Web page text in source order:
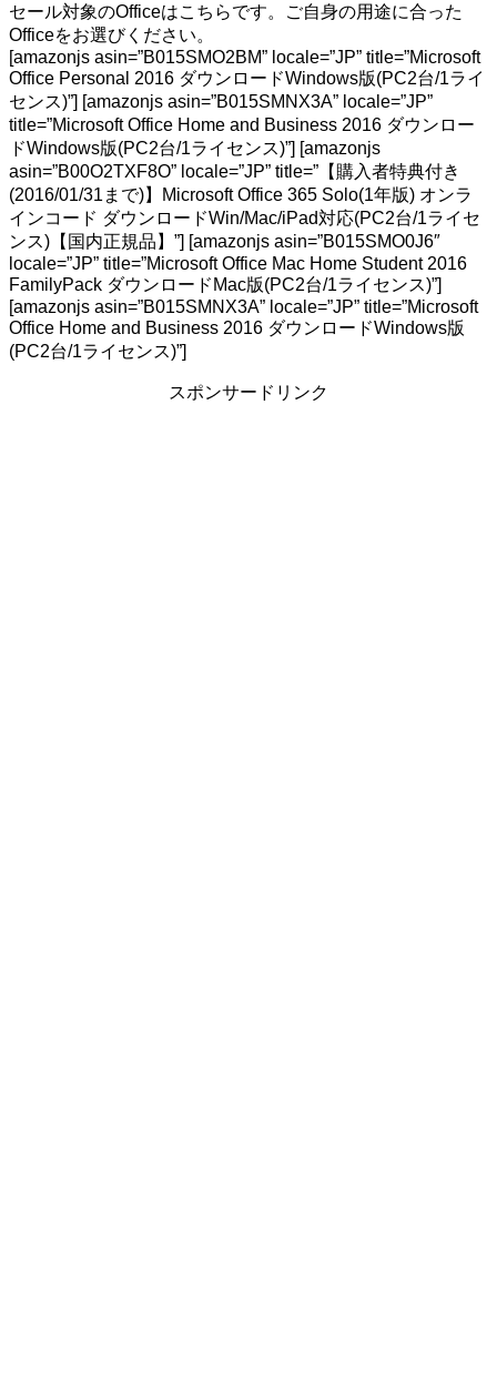
セール対象のOfficeはこちらです。ご自身の用途に合った
Officeをお選びください。
[amazonjs asin=”B015SMO2BM” locale=”JP” title=”Microsoft
Office Personal 2016 ダウンロードWindows版(PC2台/1ライ
センス)”] [amazonjs asin=”B015SMNX3A” locale=”JP”
title=”Microsoft Office Home and Business 2016 ダウンロー
ドWindows版(PC2台/1ライセンス)”] [amazonjs
asin=”B00O2TXF8O” locale=”JP” title=”【購入者特典付き
(2016/01/31まで)】Microsoft Office 365 Solo(1年版) オンラ
インコード ダウンロードWin/Mac/iPad対応(PC2台/1ライセ
ンス)【国内正規品】”] [amazonjs asin=”B015SMO0J6″
locale=”JP” title=”Microsoft Office Mac Home Student 2016
FamilyPack ダウンロードMac版(PC2台/1ライセンス)”]
[amazonjs asin=”B015SMNX3A” locale=”JP” title=”Microsoft
Office Home and Business 2016 ダウンロードWindows版
(PC2台/1ライセンス)”]
スポンサードリンク